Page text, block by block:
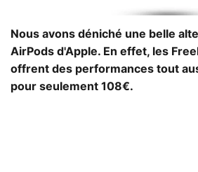
Nous avons déniché une belle
AirPods d'Apple. En effet, les
offrent des performances tout
pour seulement 108€.